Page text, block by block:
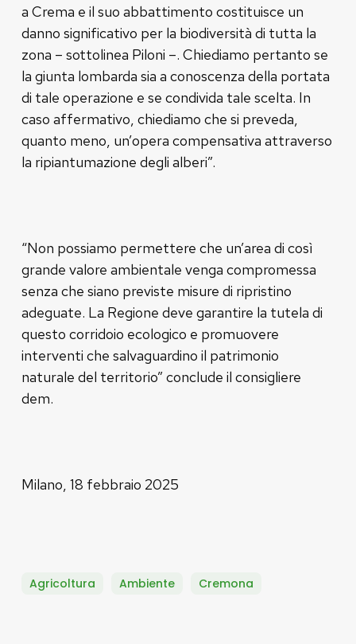
a Crema e il suo abbattimento costituisce un
danno significativo per la biodiversità di tutta la
zona – sottolinea Piloni –. Chiediamo pertanto se
la giunta lombarda sia a conoscenza della portata
di tale operazione e se condivida tale scelta. In
caso affermativo, chiediamo che si preveda,
quanto meno, un’opera compensativa attraverso
la ripiantumazione degli alberi”.
“Non possiamo permettere che un’area di così
grande valore ambientale venga compromessa
senza che siano previste misure di ripristino
adeguate. La Regione deve garantire la tutela di
questo corridoio ecologico e promuovere
interventi che salvaguardino il patrimonio
naturale del territorio” conclude il consigliere
dem.
Milano, 18 febbraio 2025
Agricoltura Ambiente Cremona